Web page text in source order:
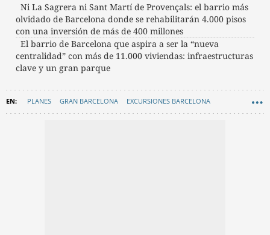
Ni La Sagrera ni Sant Martí de Provençals: el barrio más
olvidado de Barcelona donde se rehabilitarán 4.000 pisos
con una inversión de más de 400 millones
El barrio de Barcelona que aspira a ser la “nueva
centralidad” con más de 11.000 viviendas: infraestructuras
clave y un gran parque
PLANES GRAN BARCELONA EXCURSIONES BARCELONA